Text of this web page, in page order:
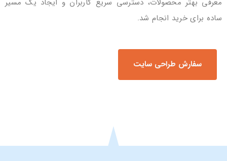
ساده برای خرید انجام شد.
سفارش طراحی سایت